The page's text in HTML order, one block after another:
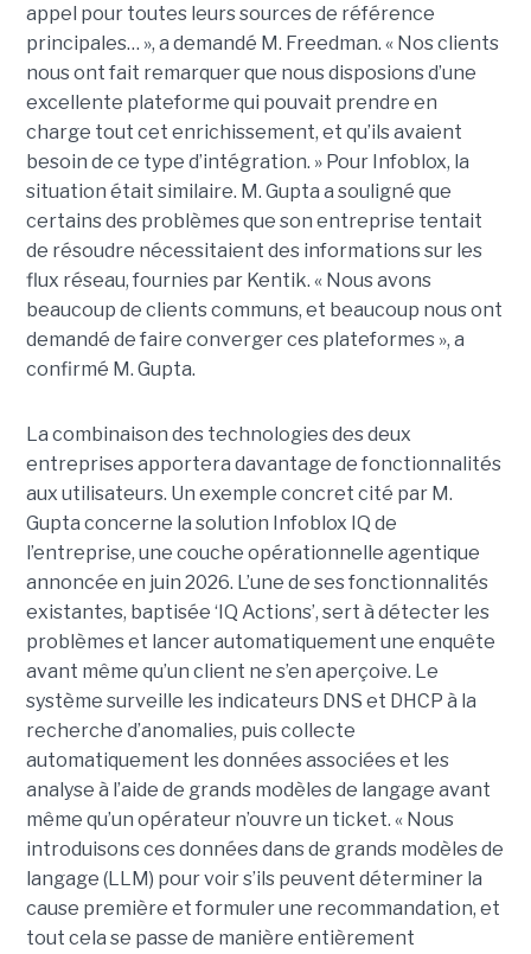
appel pour toutes leurs sources de référence
principales… », a demandé M. Freedman. « Nos clients
nous ont fait remarquer que nous disposions d’une
excellente plateforme qui pouvait prendre en
charge tout cet enrichissement, et qu’ils avaient
besoin de ce type d’intégration. » Pour Infoblox, la
situation était similaire. M. Gupta a souligné que
certains des problèmes que son entreprise tentait
de résoudre nécessitaient des informations sur les
flux réseau, fournies par Kentik. « Nous avons
beaucoup de clients communs, et beaucoup nous ont
demandé de faire converger ces plateformes », a
confirmé M. Gupta.
La combinaison des technologies des deux
entreprises apportera davantage de fonctionnalités
aux utilisateurs. Un exemple concret cité par M.
Gupta concerne la solution Infoblox IQ de
l’entreprise, une couche opérationnelle agentique
annoncée en juin 2026. L’une de ses fonctionnalités
existantes, baptisée ‘IQ Actions’, sert à détecter les
problèmes et lancer automatiquement une enquête
avant même qu’un client ne s’en aperçoive. Le
système surveille les indicateurs DNS et DHCP à la
recherche d’anomalies, puis collecte
automatiquement les données associées et les
analyse à l’aide de grands modèles de langage avant
même qu’un opérateur n’ouvre un ticket. « Nous
introduisons ces données dans de grands modèles de
langage (LLM) pour voir s’ils peuvent déterminer la
cause première et formuler une recommandation, et
tout cela se passe de manière entièrement